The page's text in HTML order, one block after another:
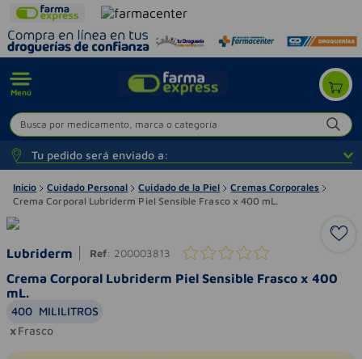
Menú
Busca por medicamento, marca o categoría
Tu pedido será enviado a:
Inicio Cuidado Personal Cuidado de la Piel
Cremas Corporales
Crema Corporal Lubriderm Piel Sensible Frasco x 400 mL.
Lubriderm Ref: 200003813
Crema Corporal Lubriderm Piel Sensible Frasco x 400
mL.
400 MILILITROS
Frasco